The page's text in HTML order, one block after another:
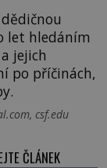
let hledáním
jejich
po příčinách,
csf.edu
ČLÁNEK